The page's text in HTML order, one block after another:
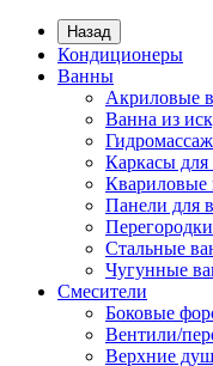
Назад
Кондиционеры
Ванны
Акриловые
Ванна из
Каркасы для
Квариловые
Панели для
Стальные
Чугунные
Смесители
Боковые
Вентили/
Верхние